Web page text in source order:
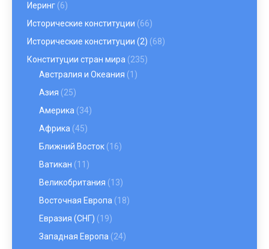
Иеринг (6)
Исторические конституции (66)
Исторические конституции (2) (68)
Конституции стран мира (235)
Австралия и Океания (1)
Азия (25)
Америка (34)
Африка (45)
Ближний Восток (16)
Ватикан (11)
Великобритания (13)
Восточная Европа (18)
Евразия (СНГ) (19)
Западная Европа (24)